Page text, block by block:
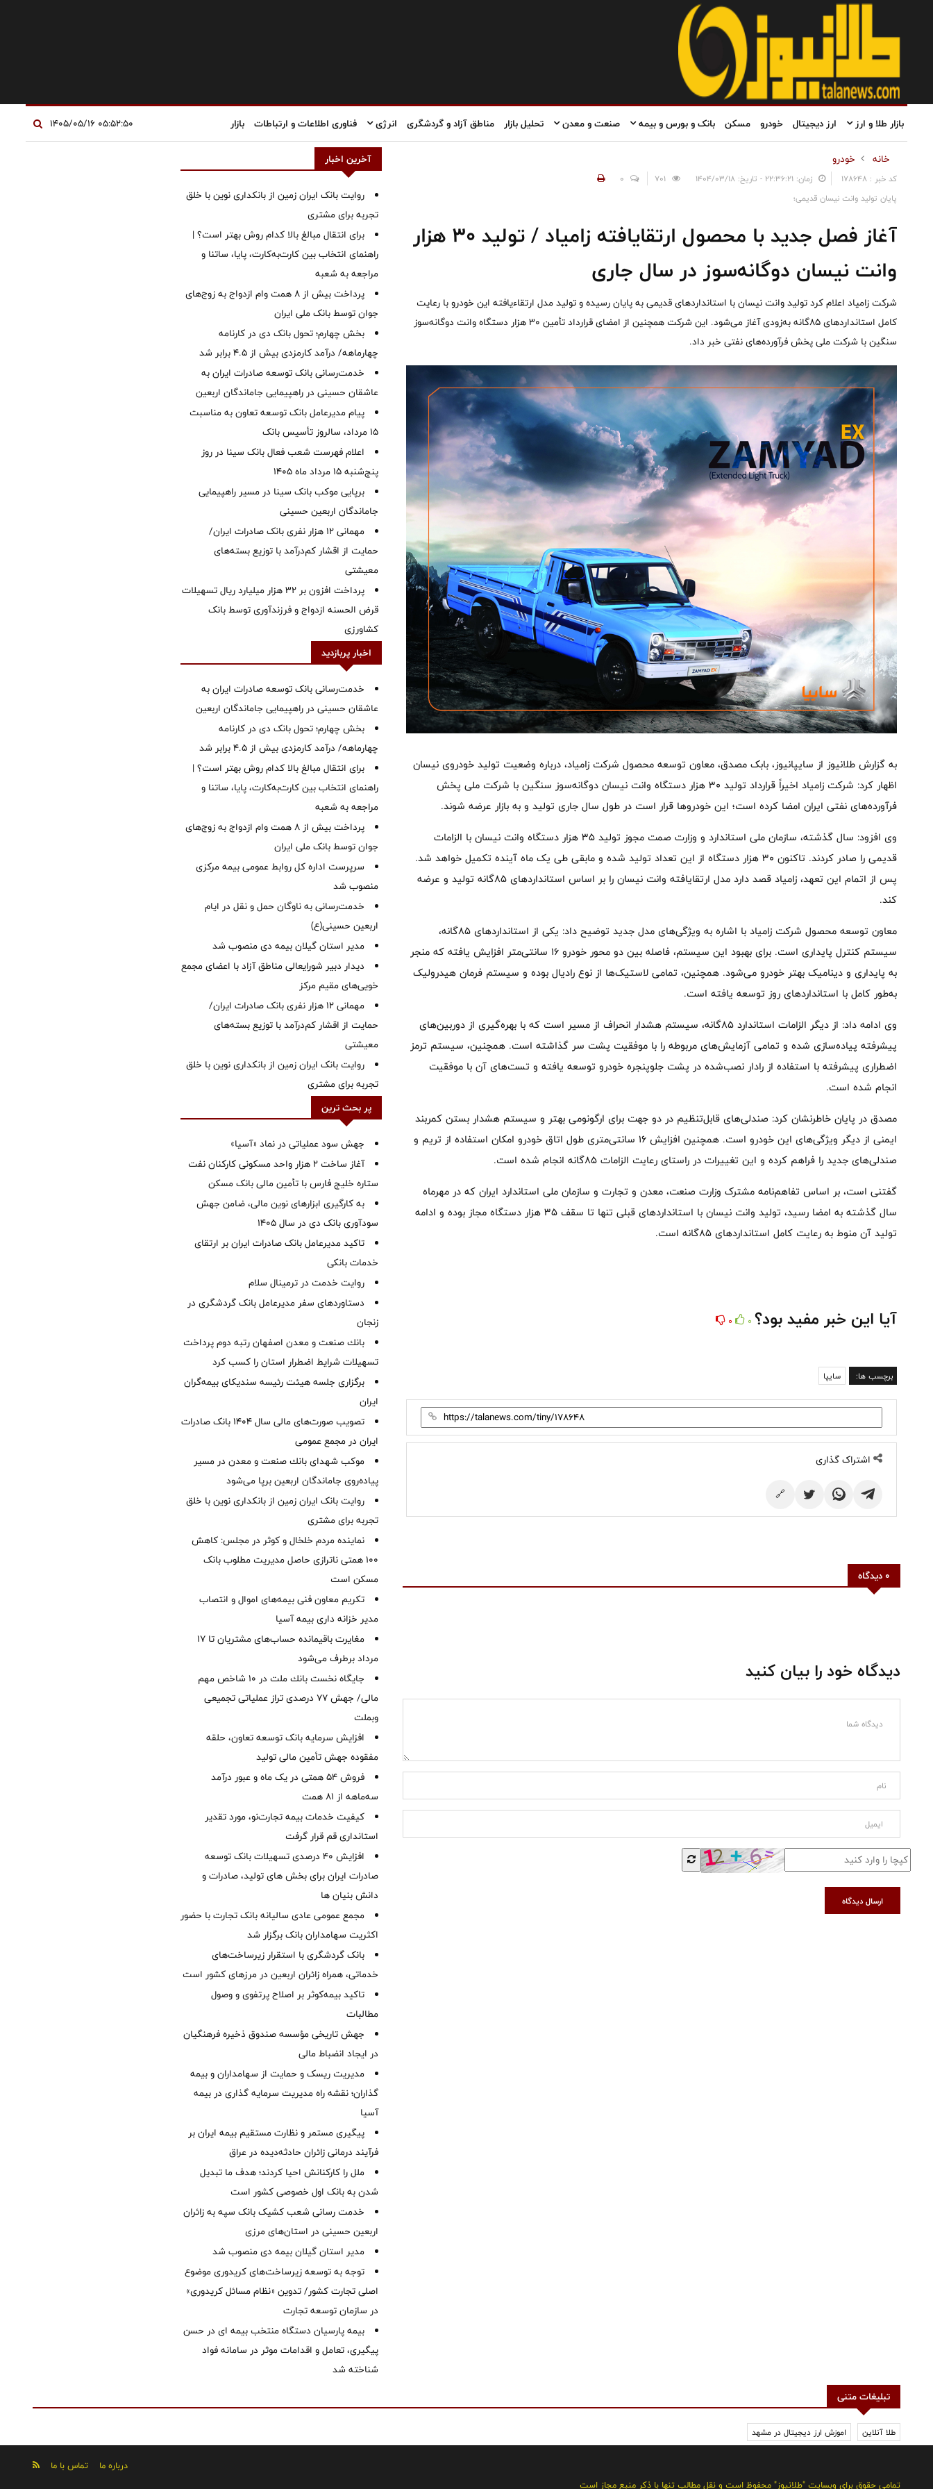
بازار طلا و ارز ارز دیجیتال خودرو مسکن بانک و بورس و بیمه صنعت و معدن تحلیل بازار مناطق آزاد و گردشگری انرژی فناوری اطلاعات و ارتباطات بازار
خانه خودرو
کد خبر : 178648 زمان: ۲۲:۳۶:۲۱ - تاریخ: ۱۴۰۴/۰۳/۱۸
0
پایان تولید وانت نیسان قدیمی؛
آغاز فصل جدید با محصول ارتقایافته زامیاد / تولید ۳۰ هزار
وانت نیسان دوگانه‌سوز در سال جاری
شرکت زامیاد اعلام کرد تولید وانت نیسان با استانداردهای قدیمی به پایان رسیده و تولید مدل ارتقاءیافته این خودرو با رعایت
کامل استانداردهای ۸۵گانه به‌زودی آغاز می‌شود. این شرکت همچنین از امضای قرارداد تأمین ۳۰ هزار دستگاه وانت دوگانه‌سوز
سنگین با شرکت ملی پخش فرآورده‌های نفتی خبر داد.
به گزارش طلانیوز از سایپانیوز، بابک مصدق، معاون توسعه محصول شرکت زامیاد، درباره وضعیت تولید خودروی نیسان
اظهار کرد: شرکت زامیاد اخیراً قرارداد تولید ۳۰ هزار دستگاه وانت نیسان دوگانه‌سوز سنگین با شرکت ملی پخش
فرآورده‌های نفتی ایران امضا کرده است؛ این خودروها قرار است در طول سال جاری تولید و به بازار عرضه شوند.
وی افزود: سال گذشته، سازمان ملی استاندارد و وزارت صمت مجوز تولید ۳۵ هزار دستگاه وانت نیسان با الزامات
قدیمی را صادر کردند. تاکنون ۳۰ هزار دستگاه از این تعداد تولید شده و مابقی طی یک ماه آینده تکمیل خواهد شد.
پس از اتمام این تعهد، زامیاد قصد دارد مدل ارتقایافته وانت نیسان را بر اساس استانداردهای ۸۵گانه تولید و عرضه
کند.
معاون توسعه محصول شرکت زامیاد با اشاره به ویژگی‌های مدل جدید توضیح داد: یکی از استانداردهای ۸۵گانه،
سیستم کنترل پایداری است. برای بهبود این سیستم، فاصله بین دو محور خودرو ۱۶ سانتی‌متر افزایش یافته که منجر
به پایداری و دینامیک بهتر خودرو می‌شود. همچنین، تمامی لاستیک‌ها از نوع رادیال بوده و سیستم فرمان هیدرولیک
به‌طور کامل با استانداردهای روز توسعه یافته است.
وی ادامه داد: از دیگر الزامات استاندارد ۸۵گانه، سیستم هشدار انحراف از مسیر است که با بهره‌گیری از دوربین‌های
پیشرفته پیاده‌سازی شده و تمامی آزمایش‌های مربوطه را با موفقیت پشت سر گذاشته است. همچنین، سیستم ترمز
اضطراری پیشرفته با استفاده از رادار نصب‌شده در پشت جلوپنجره خودرو توسعه یافته و تست‌های آن با موفقیت
انجام شده است.
مصدق در پایان خاطرنشان کرد: صندلی‌های قابل‌تنظیم در دو جهت برای ارگونومی بهتر و سیستم هشدار بستن کمربند
ایمنی از دیگر ویژگی‌های این خودرو است. همچنین افزایش ۱۶ سانتی‌متری طول اتاق خودرو امکان استفاده از تریم و
صندلی‌های جدید را فراهم کرده و این تغییرات در راستای رعایت الزامات ۸۵گانه انجام شده است.
گفتنی است، بر اساس تفاهم‌نامه مشترک وزارت صنعت، معدن و تجارت و سازمان ملی استاندارد ایران که در مهرماه
سال گذشته به امضا رسید، تولید وانت نیسان با استانداردهای قبلی تنها تا سقف ۳۵ هزار دستگاه مجاز بوده و ادامه
تولید آن منوط به رعایت کامل استانداردهای ۸۵گانه است.
آیا این خبر مفید بود؟ 0
0
برچسب ها: سایپا
اشتراک گذاری
🔗
0 دیدگاه
دیدگاه خود را بیان کنید
ارسال دیدگاه
آخرین اخبار
روایت بانک ایران زمین از بانکداری نوین با خلق
تجربه برای مشتری
برای انتقال مبالغ بالا کدام روش بهتر است؟ |
راهنمای انتخاب بین کارت‌به‌کارت، پایا، ساتنا و
مراجعه به شعبه
پرداخت بیش از ۸ همت وام ازدواج به زوج‌های
جوان توسط بانک ملی ایران
بخش چهارم؛ تحول بانک دی در کارنامه
چهارماهه/ درآمد کارمزدی بیش از ۴.۵ برابر شد
خدمت‌رسانی بانک توسعه صادرات ایران به
عاشقان حسینی در راهپیمایی جاماندگان اربعین
پیام مدیرعامل بانک توسعه تعاون به مناسبت
15 مرداد، سالروز تأسیس بانک
اعلام فهرست شعب فعال بانک سینا در روز
پنج‌شنبه 15 مرداد ماه 1405
برپایی موکب بانک سینا در مسیر راهپیمایی
جاماندگان اربعین حسینی
مهمانی ۱۲ هزار نفری بانک صادرات ایران/
حمایت از اقشار کم‌درآمد با توزیع بسته‌های
معیشتی
پرداخت افزون بر 32 هزار میلیارد ریال تسهیلات
قرض الحسنه ازدواج و فرزندآوری توسط بانک
کشاورزی
اخبار پربازدید
خدمت‌رسانی بانک توسعه صادرات ایران به
عاشقان حسینی در راهپیمایی جاماندگان اربعین
بخش چهارم؛ تحول بانک دی در کارنامه
چهارماهه/ درآمد کارمزدی بیش از ۴.۵ برابر شد
برای انتقال مبالغ بالا کدام روش بهتر است؟ |
راهنمای انتخاب بین کارت‌به‌کارت، پایا، ساتنا و
مراجعه به شعبه
پرداخت بیش از ۸ همت وام ازدواج به زوج‌های
جوان توسط بانک ملی ایران
سرپرست اداره کل روابط عمومی بیمه مرکزی
منصوب شد
خدمت‌رسانی به ناوگان حمل و نقل در ایام
اربعین حسینی(ع)
‌مدیر استان گیلان بیمه دی منصوب شد
دیدار دبیر شورایعالی مناطق آزاد با اعضای مجمع
خویی‌های مقیم مرکز
مهمانی ۱۲ هزار نفری بانک صادرات ایران/
حمایت از اقشار کم‌درآمد با توزیع بسته‌های
معیشتی
روایت بانک ایران زمین از بانکداری نوین با خلق
تجربه برای مشتری
پر بحث ترین
جهش سود عملیاتی در نماد «آسیا»
آغاز ساخت ۲ هزار واحد مسکونی کارکنان نفت
ستاره خلیج فارس با تأمین مالی بانک مسکن
به کارگیری ابزارهای نوین مالی، ضامن جهش
سودآوری بانک دی در سال 1405
تاکید مدیرعامل بانک صادرات ایران بر ارتقای
خدمات بانکی
روایت خدمت در ترمینال سلام
دستاوردهای سفر مدیرعامل بانک گردشگری در
زنجان
بانك صنعت و معدن اصفهان رتبه دوم پرداخت
تسهیلات شرایط اضطرار استان را كسب كرد
برگزاری جلسه هیئت رئیسه سندیکای بیمه‌گران
ایران
تصویب صورت‌های مالی سال ۱۴۰۴ بانک صادرات
ایران در مجمع عمومی
موكب شهدای بانك صنعت و معدن در مسیر
پیاده‌روی جاماندگان اربعین برپا می‌شود
روایت بانک ایران زمین از بانکداری نوین با خلق
تجربه برای مشتری
نماینده مردم خلخال و کوثر در مجلس: کاهش
۱۰۰ همتی ناترازی حاصل مدیریت مطلوب بانک
مسکن است
تکریم معاون فنی بیمه‌های اموال و انتصاب
مدیر خزانه داری بیمه آسیا
مغایرت‌ باقیمانده حساب‌های مشتریان تا ۱۷
مرداد برطرف می‌شود
جایگاه نخست بانك ملت در 10 شاخص مهم
مالی/ جهش 77 درصدی تراز عملیاتی تجمیعی
وبملت
افزایش سرمایه بانک توسعه تعاون، حلقه
مفقوده جهش تأمین مالی تولید
فروش 54 همتی در یک ماه و عبور درآمد
سه‌ماهه از 81 همت
کیفیت خدمات بیمه تجارت‌نو، مورد تقدیر
استانداری قم قرار گرفت
افزایش 40 درصدی تسهیلات بانک توسعه
صادرات ایران برای بخش های تولید، صادرات و
دانش بنیان ها
مجمع عمومی عادی سالیانه بانک تجارت با حضور
اکثریت سهامداران بانک برگزار شد
بانک گردشگری با استقرار زیرساخت‌های
خدماتی، همراه زائران اربعین در مرزهای کشور است
تاکید بیمه‌کوثر بر اصلاح پرتفوی و وصول
مطالبات ‌
جهش تاریخی مؤسسه صندوق ذخیره فرهنگیان
در ایجاد انضباط مالی
مدیریت ریسک و حمایت از سهامداران و بیمه
گذاران؛ نقشه راه مدیریت سرمایه گذاری در بیمه
آسیا
پیگیری مستمر و نظارت مستقیم بیمه ایران بر
فرآیند درمانی زائران حادثه‌دیده در عراق
ملل را کارکنانش احیا کردند؛ هدف ما تبدیل
شدن به بانک اول خصوصی کشور است
خدمت رسانی شعب کشیک بانک سپه به زائران
اربعین حسینی در استان‌‌های مرزی
‌مدیر استان گیلان بیمه دی منصوب شد
توجه به توسعه زیرساخت‌های کریدوری موضوع
اصلی تجارت کشور/ تدوین «نظام مسائل کریدوری»
در سازمان توسعه تجارت
بیمه پارسیان دستگاه منتخب بیمه ای در حسن
پیگیری، تعامل و اقدامات موثر در سامانه فواد
شناخته شد
تبلیغات متنی
طلا آنلاین اموزش ارز دیجیتال در مشهد
درباره ما
تماس با ما
تمامی حقوق برای وبسایت "طلانیوز" محفوظ است و نقل مطالب تنها با ذکر منبع مجاز است